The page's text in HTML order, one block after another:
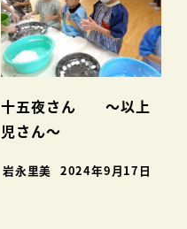
十五夜さん ～以上
児さん～
岩永里美 2024年9月17日